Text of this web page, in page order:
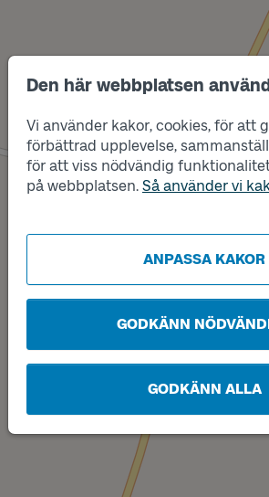
Den här webbplatsen
Vi använder kakor, cookies, för att
förbättrad upplevelse,
för att viss nödvändig
på webbplatsen. Så använder vi
ANPASSA KAKOR
GODKÄNN
GODKÄNN ALLA
Läge
A
Läge
B